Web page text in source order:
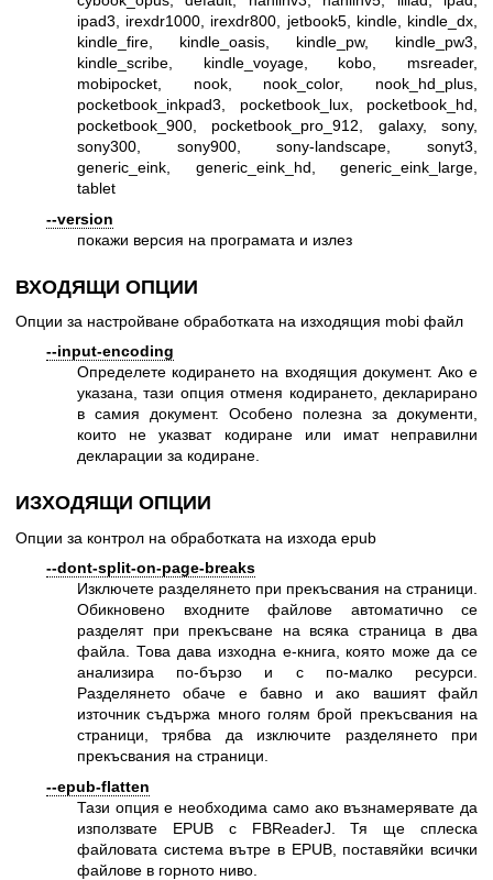
ipad3, irexdr1000, irexdr800, jetbook5, kindle, kindle_dx,
kindle_fire, kindle_oasis, kindle_pw, kindle_pw3,
kindle_scribe, kindle_voyage, kobo, msreader,
mobipocket, nook, nook_color, nook_hd_plus,
pocketbook_inkpad3, pocketbook_lux, pocketbook_hd,
pocketbook_900, pocketbook_pro_912, galaxy, sony,
sony300, sony900, sony-landscape, sonyt3,
generic_eink, generic_eink_hd, generic_eink_large,
tablet
--version
покажи версия на програмата и излез
ВХОДЯЩИ ОПЦИИ
Опции за настройване обработката на изходящия mobi файл
--input-encoding
Определете кодирането на входящия документ. Ако е
указана, тази опция отменя кодирането, декларирано
в самия документ. Особено полезна за документи,
които не указват кодиране или имат неправилни
декларации за кодиране.
ИЗХОДЯЩИ ОПЦИИ
Опции за контрол на обработката на изхода epub
--dont-split-on-page-breaks
Изключете разделянето при прекъсвания на страници.
Обикновено входните файлове автоматично се
разделят при прекъсване на всяка страница в два
файла. Това дава изходна е-книга, която може да се
анализира по-бързо и с по-малко ресурси.
Разделянето обаче е бавно и ако вашият файл
източник съдържа много голям брой прекъсвания на
страници, трябва да изключите разделянето при
прекъсвания на страници.
--epub-flatten
Тази опция е необходима само ако възнамерявате да
използвате EPUB с FBReaderJ. Тя ще сплеска
файловата система вътре в EPUB, поставяйки всички
файлове в горното ниво.